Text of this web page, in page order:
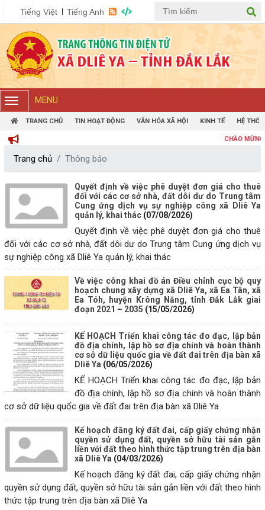
Tiếng Việt Tiếng Anh
MENU
TRANG CHỦ TIN HOẠT ĐỘNG VĂN HÓA XÃ HỘI KINH TẾ HỆ
CHÀO MỪNG BẠN
Trang chủ Thông báo
Quyết định về việc phê duyệt đơn giá cho thuê
đối với các cơ sở nhà, đất dôi dư do Trung tâm
Cung ứng dịch vụ sự nghiệp công xã Dliê Ya
quản lý, khai thác (07/08/2026)
Quyết định về việc phê duyệt đơn giá cho thuê
đối với các cơ sở nhà, đất dôi dư do Trung tâm Cung ứng dịch vụ
sự nghiệp công xã Dliê Ya quản lý, khai thác
Về việc công khai đồ án Điều chỉnh cục bộ quy
hoạch chung xây dựng xã Dliê Ya, xã Ea Tân, xã
Ea Tóh, huyện Krông Năng, tỉnh Đắk Lắk giai
đoạn 2021 – 2035 (15/05/2026)
KẾ HOẠCH Triển khai công tác đo đạc, lập bản
đồ địa chính, lập hồ sơ địa chính và hoàn thành
cơ sở dữ liệu quốc gia về đất đai trên địa bàn xã
Dliê Ya (06/05/2026)
KẾ HOẠCH Triển khai công tác đo đạc, lập bản
đồ địa chính, lập hồ sơ địa chính và hoàn thành
cơ sở dữ liệu quốc gia về đất đai trên địa bàn xã Dliê Ya
Kế hoạch đăng ký đất đai, cấp giấy chứng nhận
quyền sử dụng đất, quyền sở hữu tài sản gắn
liền với đất theo hình thức tập trung trên địa bàn
xã Dliê Ya (04/03/2026)
Kế hoạch đăng ký đất đai, cấp giấy chứng nhận
quyền sử dụng đất, quyền sở hữu tài sản gắn liền với đất theo hình
thức tập trung trên địa bàn xã Dliê Ya